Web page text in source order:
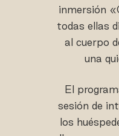
inmersión
todas ellas
al cuerpo
una
El
sesión de
los